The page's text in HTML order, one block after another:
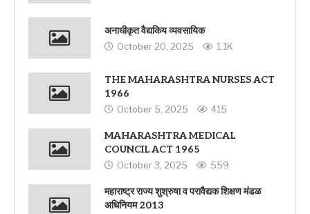
अनाधीकृत वैद्यकिय व्यवसायिक
October 20, 2025 1.1K
THE MAHARASHTRA NURSES ACT
1966
October 5, 2025 415
MAHARASHTRA MEDICAL
COUNCIL ACT 1965
October 3, 2025 559
महाराष्ट्र राज्य शुश्रुषा व परावैद्यक शिक्षण मंडळ
अधिनियम 2013